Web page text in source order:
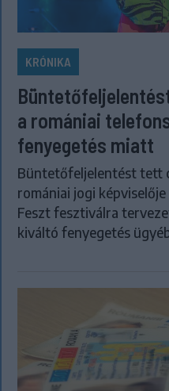
KRÓNIKA
a romániai
fenyegetés miatt
Büntetőfeljelentést tett
romániai jogi
Feszt fesztiválra
kiváltó fenyegetés